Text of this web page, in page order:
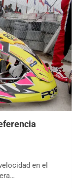
en el